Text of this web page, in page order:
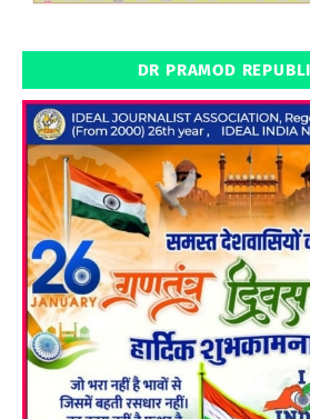
DR PRAMOD